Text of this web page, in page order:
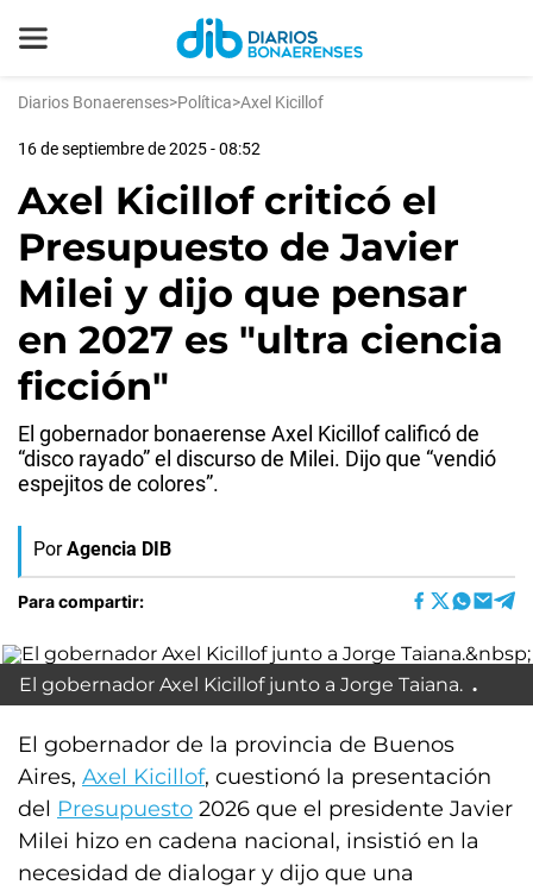
Diarios Bonaerenses>Política>Axel Kicillof
16 de septiembre de 2025 - 08:52
Axel Kicillof criticó el
Presupuesto de Javier
Milei y dijo que pensar
en 2027 es "ultra ciencia
ficción"
El gobernador bonaerense Axel Kicillof calificó de
“disco rayado” el discurso de Milei. Dijo que “vendió
espejitos de colores”.
Por Agencia DIB
Para compartir:
El gobernador Axel Kicillof junto a Jorge Taiana.
El gobernador de la provincia de Buenos
Aires, Axel Kicillof, cuestionó la presentación
del Presupuesto 2026 que el presidente Javier
Milei hizo en cadena nacional, insistió en la
necesidad de dialogar y dijo que una